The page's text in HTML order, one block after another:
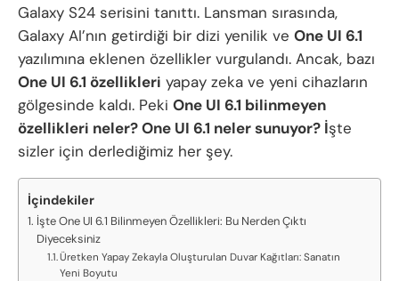
Galaxy S24 serisini tanıttı. Lansman sırasında,
Galaxy AI’nın getirdiği bir dizi yenilik ve One UI 6.1
yazılımına eklenen özellikler vurgulandı. Ancak, bazı
One UI 6.1 özellikleri yapay zeka ve yeni cihazların
gölgesinde kaldı. Peki One UI 6.1 bilinmeyen
özellikleri neler? One UI 6.1 neler sunuyor? İşte
sizler için derlediğimiz her şey.
İçindekiler
İşte One UI 6.1 Bilinmeyen Özellikleri: Bu Nerden Çıktı
Diyeceksiniz
Üretken Yapay Zekayla Oluşturulan Duvar Kağıtları: Sanatın
Yeni Boyutu